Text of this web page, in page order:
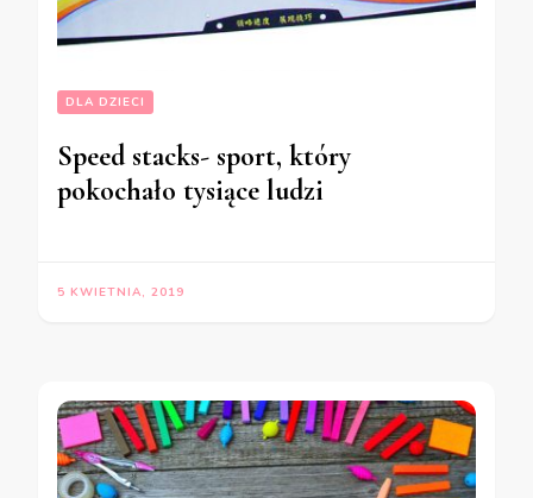
DLA DZIECI
Speed stacks- sport, który
pokochało tysiące ludzi
5 KWIETNIA, 2019